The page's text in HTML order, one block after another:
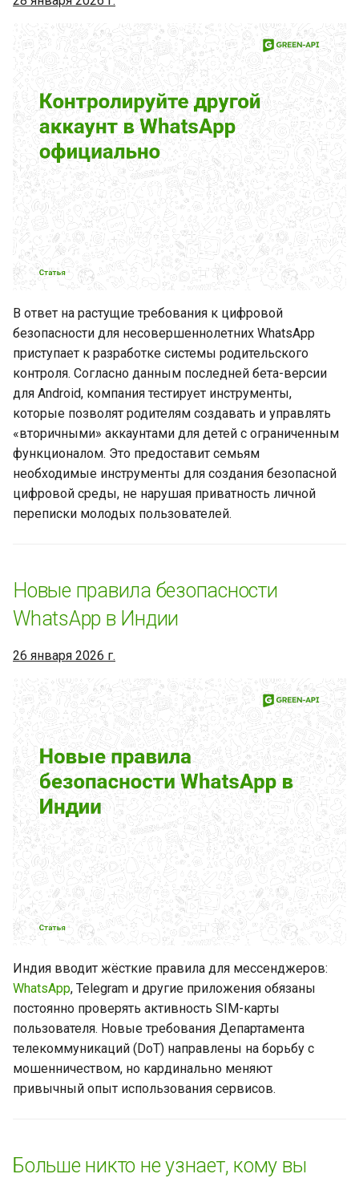
Новая функция для обмена
"живыми" фотографиями в
WhatsApp
WhatsApp добавляет
расширенную защиту
личных чатов
В WhatsApp для Windows
обнаружена опасная
уязвимость
Meta* AI теперь доступен в
Европе и Великобритании
Встречайте обновленный
интерфейс веб-клиента
WhatsApp
ChatGPT теперь в WhatsApp:
искусственный интеллект в
вашем кармане
Нужно ли держать
устройство включенным
Кейс: Как сеть магазинов
одежды повысила
продажи благодаря
рассылок через WhatsApp
WhatsApp: скрытые
функции, которые вы
могли не заметить
Новая функция добавления
никнейма для аккаунта в
WhatsApp
Разбираем пять основных
причин медленной
отправки сообщений
Новая функция создания
стикеров в чате в WhatsApp
Узнайте, насколько
популярен ваш контент в
каналах в веб-версии
WhatsApp
WhatsApp Business
В ответ на растущие требования к цифровой
безопасности для несовершеннолетних WhatsApp
приступает к разработке системы родительского
контроля. Согласно данным последней бета-версии
для Android, компания тестирует инструменты,
которые позволят родителям создавать и управлять
«вторичными» аккаунтами для детей с ограниченным
функционалом. Это предоставит семьям
необходимые инструменты для создания безопасной
цифровой среды, не нарушая приватность личной
переписки молодых пользователей.
Новые правила безопасности
WhatsApp в Индии
26 января 2026 г.
Индия вводит жёсткие правила для мессенджеров:
WhatsApp, Telegram и другие приложения обязаны
постоянно проверять активность SIM-карты
пользователя. Новые требования Департамента
телекоммуникаций (DoT) направлены на борьбу с
мошенничеством, но кардинально меняют
привычный опыт использования сервисов.
Больше никто не узнает, кому вы